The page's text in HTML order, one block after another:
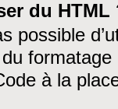
du HTML
possible
à la